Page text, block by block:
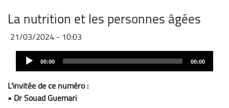
La nutrition et les personnes âgées
21/03/2024 - 10:03
Audio
Player 00:00 00:00
L'invitée de ce numéro :
• Dr Souad Guemari